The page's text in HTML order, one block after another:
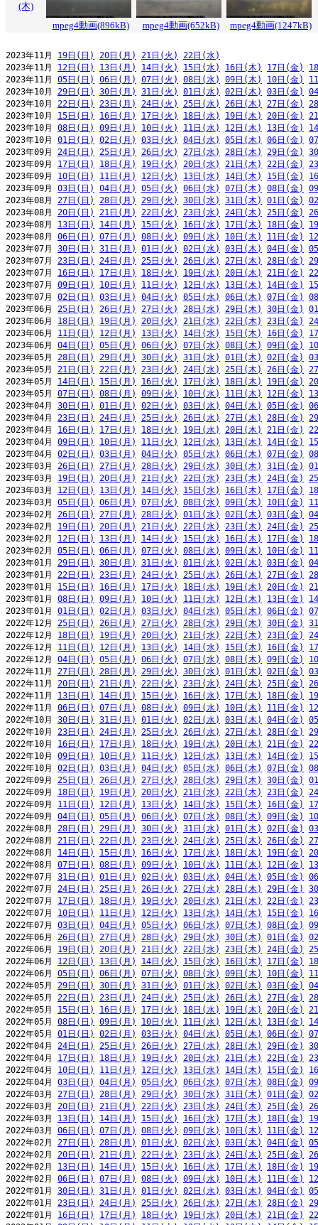
(木)
mpeg4動画(896kB)
mpeg4動画(652kB) mpeg4動画(1247kB)
2023年11月 19日(日) 20日(月) 21日(火)
22日(水)
2023年11月 12日(日) 13日(月) 14日(火) 15日(水) 16日(木) 17日(金)
2023年11月 05日(日) 06日(月) 07日(火) 08日(水) 09日(木) 10日(金)
2023年10月 29日(日) 30日(月) 31日(火) 01日(水) 02日(木) 03日(金)
2023年10月 22日(日) 23日(月) 24日(火) 25日(水) 26日(木) 27日(金)
2023年10月 15日(日) 16日(月) 17日(火) 18日(水) 19日(木) 20日(金)
2023年10月 08日(日) 09日(月) 10日(火) 11日(水) 12日(木) 13日(金)
2023年10月 01日(日) 02日(月) 03日(火) 04日(水) 05日(木) 06日(金)
2023年09月 24日(日) 25日(月) 26日(火) 27日(水) 28日(木) 29日(金)
2023年09月 17日(日) 18日(月) 19日(火) 20日(水) 21日(木) 22日(金)
2023年09月 10日(日) 11日(月) 12日(火) 13日(水) 14日(木) 15日(金)
2023年09月 03日(日) 04日(月) 05日(火) 06日(水) 07日(木) 08日(金)
2023年08月 27日(日) 28日(月) 29日(火) 30日(水) 31日(木) 01日(金)
2023年08月 20日(日) 21日(月) 22日(火) 23日(水) 24日(木) 25日(金)
2023年08月 13日(日) 14日(月) 15日(火) 16日(水) 17日(木) 18日(金)
2023年08月 06日(日) 07日(月) 08日(火) 09日(水) 10日(木) 11日(金)
2023年07月 30日(日) 31日(月) 01日(火) 02日(水) 03日(木) 04日(金)
2023年07月 23日(日) 24日(月) 25日(火) 26日(水) 27日(木) 28日(金)
2023年07月 16日(日) 17日(月) 18日(火) 19日(水) 20日(木) 21日(金)
2023年07月 09日(日) 10日(月) 11日(火) 12日(水) 13日(木) 14日(金)
2023年07月 02日(日) 03日(月) 04日(火) 05日(水) 06日(木) 07日(金)
2023年06月 25日(日) 26日(月) 27日(火) 28日(水) 29日(木) 30日(金)
2023年06月 18日(日) 19日(月) 20日(火) 21日(水) 22日(木) 23日(金)
2023年06月 11日(日) 12日(月) 13日(火) 14日(水) 15日(木) 16日(金)
2023年06月 04日(日) 05日(月) 06日(火) 07日(水) 08日(木) 09日(金)
2023年05月 28日(日) 29日(月) 30日(火) 31日(水) 01日(木) 02日(金)
2023年05月 21日(日) 22日(月) 23日(火) 24日(水) 25日(木) 26日(金)
2023年05月 14日(日) 15日(月) 16日(火) 17日(水) 18日(木) 19日(金)
2023年05月 07日(日) 08日(月) 09日(火) 10日(水) 11日(木) 12日(金)
2023年04月 30日(日) 01日(月) 02日(火) 03日(水) 04日(木) 05日(金)
2023年04月 23日(日) 24日(月) 25日(火) 26日(水) 27日(木) 28日(金)
2023年04月 16日(日) 17日(月) 18日(火) 19日(水) 20日(木) 21日(金)
2023年04月 09日(日) 10日(月) 11日(火) 12日(水) 13日(木) 14日(金)
2023年04月 02日(日) 03日(月) 04日(火) 05日(水) 06日(木) 07日(金)
2023年03月 26日(日) 27日(月) 28日(火) 29日(水) 30日(木) 31日(金)
2023年03月 19日(日) 20日(月) 21日(火) 22日(水) 23日(木) 24日(金)
2023年03月 12日(日) 13日(月) 14日(火) 15日(水) 16日(木) 17日(金)
2023年03月 05日(日) 06日(月) 07日(火) 08日(水) 09日(木) 10日(金)
2023年02月 26日(日) 27日(月) 28日(火) 01日(水) 02日(木) 03日(金)
2023年02月 19日(日) 20日(月) 21日(火) 22日(水) 23日(木) 24日(金)
2023年02月 12日(日) 13日(月) 14日(火) 15日(水) 16日(木) 17日(金)
2023年02月 05日(日) 06日(月) 07日(火) 08日(水) 09日(木) 10日(金)
2023年01月 29日(日) 30日(月) 31日(火) 01日(水) 02日(木) 03日(金)
2023年01月 22日(日) 23日(月) 24日(火) 25日(水) 26日(木) 27日(金)
2023年01月 15日(日) 16日(月) 17日(火) 18日(水) 19日(木) 20日(金)
2023年01月 08日(日) 09日(月) 10日(火) 11日(水) 12日(木) 13日(金)
2023年01月 01日(日) 02日(月) 03日(火) 04日(水) 05日(木) 06日(金)
2022年12月 25日(日) 26日(月) 27日(火) 28日(水) 29日(木) 30日(金)
2022年12月 18日(日) 19日(月) 20日(火) 21日(水) 22日(木) 23日(金)
2022年12月 11日(日) 12日(月) 13日(火) 14日(水) 15日(木) 16日(金)
2022年12月 04日(日) 05日(月) 06日(火) 07日(水) 08日(木) 09日(金)
2022年11月 27日(日) 28日(月) 29日(火) 30日(水) 01日(木) 02日(金)
2022年11月 20日(日) 21日(月) 22日(火) 23日(水) 24日(木) 25日(金)
2022年11月 13日(日) 14日(月) 15日(火) 16日(水) 17日(木) 18日(金)
2022年11月 06日(日) 07日(月) 08日(火) 09日(水) 10日(木) 11日(金)
2022年10月 30日(日) 31日(月) 01日(火) 02日(水) 03日(木) 04日(金)
2022年10月 23日(日) 24日(月) 25日(火) 26日(水) 27日(木) 28日(金)
2022年10月 16日(日) 17日(月) 18日(火) 19日(水) 20日(木) 21日(金)
2022年10月 09日(日) 10日(月) 11日(火) 12日(水) 13日(木) 14日(金)
2022年10月 02日(日) 03日(月) 04日(火) 05日(水) 06日(木) 07日(金)
2022年09月 25日(日) 26日(月) 27日(火) 28日(水) 29日(木) 30日(金)
2022年09月 18日(日) 19日(月) 20日(火) 21日(水) 22日(木) 23日(金)
2022年09月 11日(日) 12日(月) 13日(火) 14日(水) 15日(木) 16日(金)
2022年09月 04日(日) 05日(月) 06日(火) 07日(水) 08日(木) 09日(金)
2022年08月 28日(日) 29日(月) 30日(火) 31日(水) 01日(木) 02日(金)
2022年08月 21日(日) 22日(月) 23日(火) 24日(水) 25日(木) 26日(金)
2022年08月 14日(日) 15日(月) 16日(火) 17日(水) 18日(木) 19日(金)
2022年08月 07日(日) 08日(月) 09日(火) 10日(水) 11日(木) 12日(金)
2022年07月 31日(日) 01日(月) 02日(火) 03日(水) 04日(木) 05日(金)
2022年07月 24日(日) 25日(月) 26日(火) 27日(水) 28日(木) 29日(金)
2022年07月 17日(日) 18日(月) 19日(火) 20日(水) 21日(木) 22日(金)
2022年07月 10日(日) 11日(月) 12日(火) 13日(水) 14日(木) 15日(金)
2022年07月 03日(日) 04日(月) 05日(火) 06日(水) 07日(木) 08日(金)
2022年06月 26日(日) 27日(月) 28日(火) 29日(水) 30日(木) 01日(金)
2022年06月 19日(日) 20日(月) 21日(火) 22日(水) 23日(木) 24日(金)
2022年06月 12日(日) 13日(月) 14日(火) 15日(水) 16日(木) 17日(金)
2022年06月 05日(日) 06日(月) 07日(火) 08日(水) 09日(木) 10日(金)
2022年05月 29日(日) 30日(月) 31日(火) 01日(水) 02日(木) 03日(金)
2022年05月 22日(日) 23日(月) 24日(火) 25日(水) 26日(木) 27日(金)
2022年05月 15日(日) 16日(月) 17日(火) 18日(水) 19日(木) 20日(金)
2022年05月 08日(日) 09日(月) 10日(火) 11日(水) 12日(木) 13日(金)
2022年05月 01日(日) 02日(月) 03日(火) 04日(水) 05日(木) 06日(金)
2022年04月 24日(日) 25日(月) 26日(火) 27日(水) 28日(木) 29日(金)
2022年04月 17日(日) 18日(月) 19日(火) 20日(水) 21日(木) 22日(金)
2022年04月 10日(日) 11日(月) 12日(火) 13日(水) 14日(木) 15日(金)
2022年04月 03日(日) 04日(月) 05日(火) 06日(水) 07日(木) 08日(金)
2022年03月 27日(日) 28日(月) 29日(火) 30日(水) 31日(木) 01日(金)
2022年03月 20日(日) 21日(月) 22日(火) 23日(水) 24日(木) 25日(金)
2022年03月 13日(日) 14日(月) 15日(火) 16日(水) 17日(木) 18日(金)
2022年03月 06日(日) 07日(月) 08日(火) 09日(水) 10日(木) 11日(金)
2022年02月 27日(日) 28日(月) 01日(火) 02日(水) 03日(木) 04日(金)
2022年02月 20日(日) 21日(月) 22日(火) 23日(水) 24日(木) 25日(金)
2022年02月 13日(日) 14日(月) 15日(火) 16日(水) 17日(木) 18日(金)
2022年02月 06日(日) 07日(月) 08日(火) 09日(水) 10日(木) 11日(金)
2022年01月 30日(日) 31日(月) 01日(火) 02日(水) 03日(木) 04日(金)
2022年01月 23日(日) 24日(月) 25日(火) 26日(水) 27日(木) 28日(金)
2022年01月 16日(日) 17日(月) 18日(火) 19日(水) 20日(木) 21日(金)